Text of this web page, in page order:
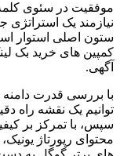
موفقیت در سئوی
نیازمند یک
ستون اصلی استوار
کمپین های خرید بک
آگهی.
با بررسی قدرت دامنه
توانیم یک نقشه راه
سپس، با تمرکز بر
محتوای رپورتاژ